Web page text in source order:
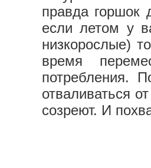
правда горшок
если летом у
низкорослые)
время
потребления.
отваливаться
созреют. И